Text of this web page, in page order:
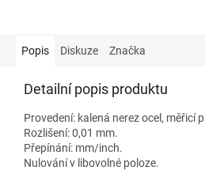
Popis Diskuze Značka
Detailní popis produktu
Provedení: kalená nerez ocel, měřicí
Rozlišení: 0,01 mm.
Přepínání: mm/inch.
Nulování v libovolné poloze.